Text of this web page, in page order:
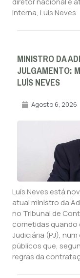
Interna, Luís Neves.
MINISTRO DA
JULGAMENTO:
LUÍS NEVES
Agosto 6, 2026
Luís Neves está
atual ministro da
no Tribunal de
cometidas quando
Judiciária (PJ),
públicos que,
regras da